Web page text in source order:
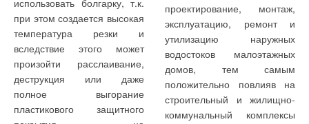
использовать болгарку, т.к.
при этом создается высокая
температура резки и
вследствие этого может
произойти расслаивание,
деструкция или даже
полное выгорание
пластикового защитного
проектирование, монтаж,
эксплуатацию, ремонт и
утилизацию наружных
водостоков малоэтажных
домов, тем самым
положительно повлияв на
строительный и жилищно-
коммунальный комплексы